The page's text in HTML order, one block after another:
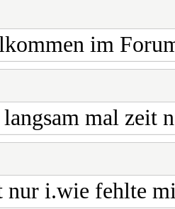
im
mal zeit
nur i.wie fehlte